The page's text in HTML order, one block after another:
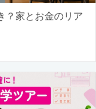
？家とお金のリア